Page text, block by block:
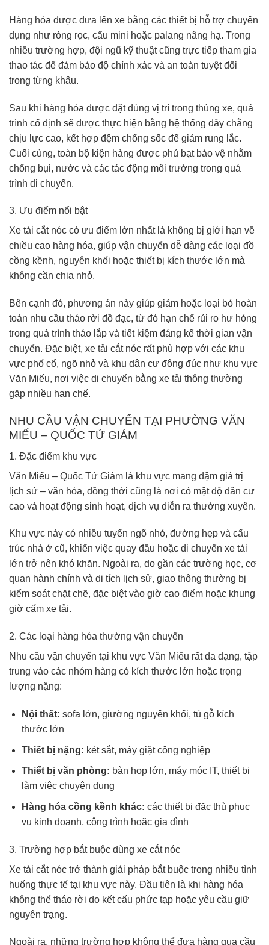
Hàng hóa được đưa lên xe bằng các thiết bị hỗ trợ chuyên
dụng như ròng rọc, cẩu mini hoặc palang nâng hạ. Trong
nhiều trường hợp, đội ngũ kỹ thuật cũng trực tiếp tham gia
thao tác để đảm bảo độ chính xác và an toàn tuyệt đối
trong từng khâu.
Sau khi hàng hóa được đặt đúng vị trí trong thùng xe, quá
trình cố định sẽ được thực hiện bằng hệ thống dây chằng
chịu lực cao, kết hợp đệm chống sốc để giảm rung lắc.
Cuối cùng, toàn bộ kiện hàng được phủ bạt bảo vệ nhằm
chống bụi, nước và các tác động môi trường trong quá
trình di chuyển.
3. Ưu điểm nổi bật
Xe tải cắt nóc có ưu điểm lớn nhất là không bị giới hạn về
chiều cao hàng hóa, giúp vận chuyển dễ dàng các loại đồ
cồng kềnh, nguyên khối hoặc thiết bị kích thước lớn mà
không cần chia nhỏ.
Bên cạnh đó, phương án này giúp giảm hoặc loại bỏ hoàn
toàn nhu cầu tháo rời đồ đạc, từ đó hạn chế rủi ro hư hỏng
trong quá trình tháo lắp và tiết kiệm đáng kể thời gian vận
chuyển. Đặc biệt, xe tải cắt nóc rất phù hợp với các khu
vực phố cổ, ngõ nhỏ và khu dân cư đông đúc như khu vực
Văn Miếu, nơi việc di chuyển bằng xe tải thông thường
gặp nhiều hạn chế.
NHU CẦU VẬN CHUYỂN TẠI PHƯỜNG VĂN
MIẾU – QUỐC TỬ GIÁM
1. Đặc điểm khu vực
Văn Miếu – Quốc Tử Giám là khu vực mang đậm giá trị
lịch sử – văn hóa, đồng thời cũng là nơi có mật độ dân cư
cao và hoạt động sinh hoạt, dịch vụ diễn ra thường xuyên.
Khu vực này có nhiều tuyến ngõ nhỏ, đường hẹp và cấu
trúc nhà ở cũ, khiến việc quay đầu hoặc di chuyển xe tải
lớn trở nên khó khăn. Ngoài ra, do gần các trường học, cơ
quan hành chính và di tích lịch sử, giao thông thường bị
kiểm soát chặt chẽ, đặc biệt vào giờ cao điểm hoặc khung
giờ cấm xe tải.
2. Các loại hàng hóa thường vận chuyển
Nhu cầu vận chuyển tại khu vực Văn Miếu rất đa dạng, tập
trung vào các nhóm hàng có kích thước lớn hoặc trọng
lượng nặng:
Nội thất: sofa lớn, giường nguyên khối, tủ gỗ kích
thước lớn
Thiết bị nặng: két sắt, máy giặt công nghiệp
Thiết bị văn phòng: bàn họp lớn, máy móc IT, thiết bị
làm việc chuyên dụng
Hàng hóa cồng kềnh khác: các thiết bị đặc thù phục
vụ kinh doanh, công trình hoặc gia đình
3. Trường hợp bắt buộc dùng xe cắt nóc
Xe tải cắt nóc trở thành giải pháp bắt buộc trong nhiều tình
huống thực tế tại khu vực này. Đầu tiên là khi hàng hóa
không thể tháo rời do kết cấu phức tạp hoặc yêu cầu giữ
nguyên trạng.
Ngoài ra, những trường hợp không thể đưa hàng qua cầu